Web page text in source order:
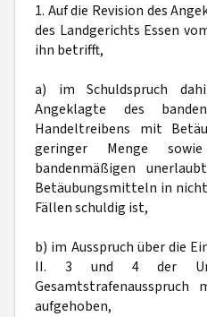
1. Auf die Revision des
des Landgerichts Essen
ihn betrifft,
a) im Schuldspruch
Angeklagte des
Handeltreibens mit
geringer Menge
bandenmäßigen
Betäubungsmitteln in
Fällen schuldig ist,
b) im Ausspruch über die
II. 3 und 4 der
aufgehoben,